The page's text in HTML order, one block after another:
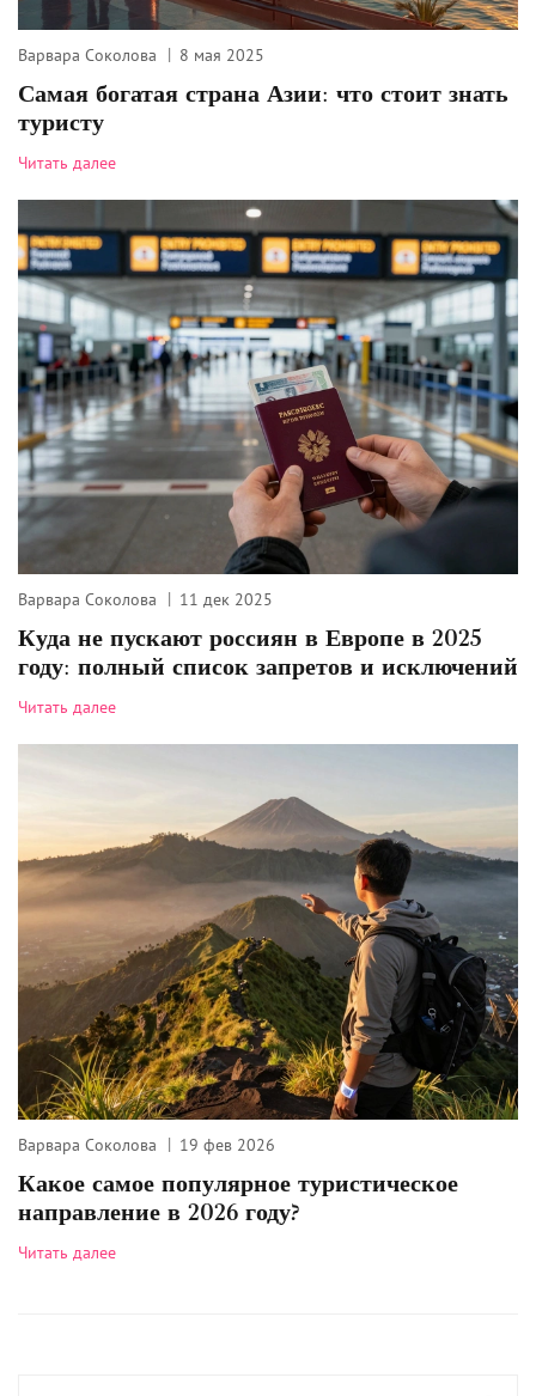
Варвара Соколова 8 мая 2025
Самая богатая страна Азии: что стоит знать
туристу
Читать далее
Варвара Соколова 11 дек 2025
Куда не пускают россиян в Европе в 2025
году: полный список запретов и исключений
Читать далее
Варвара Соколова 19 фев 2026
Какое самое популярное туристическое
направление в 2026 году?
Читать далее